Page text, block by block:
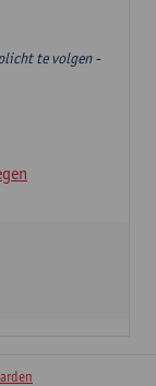
te volgen -